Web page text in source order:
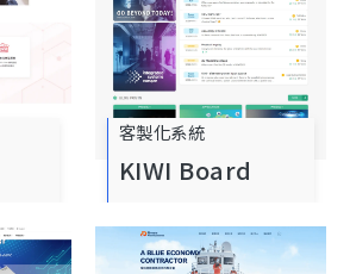
客製化系統
KIWI Board